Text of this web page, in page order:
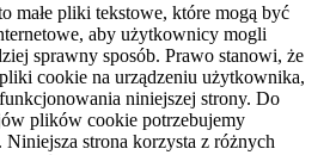
małe pliki tekstowe, które mogą być
aby użytkownicy mogli
sprawny sposób. Prawo stanowi, że
cookie na urządzeniu użytkownika,
niniejszej strony. Do
plików cookie potrzebujemy
strona korzysta z różnych